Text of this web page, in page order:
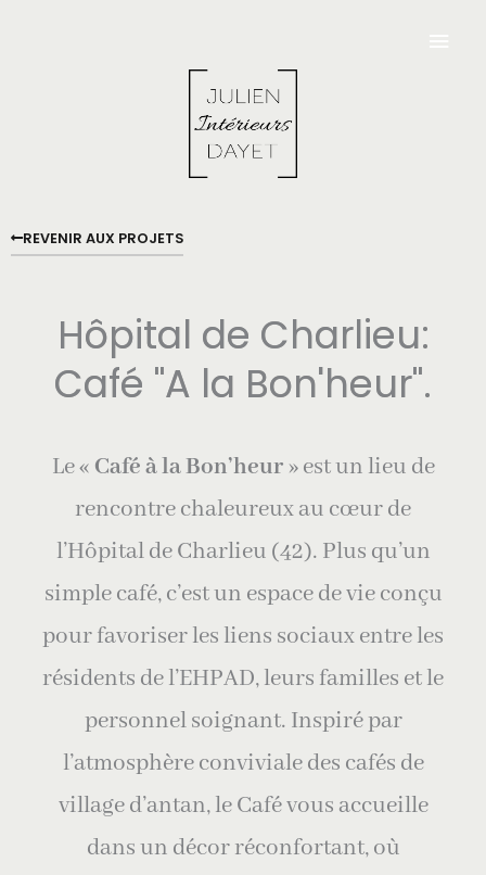
REVENIR AUX PROJETS
Hôpital de Charlieu:
Café "A la Bon'heur".
Le « Café à la Bon’heur» est un lieu de
rencontre chaleureux au cœur de
l’Hôpital de Charlieu (42). Plus qu’un
simple café, c’est un espace de vie conçu
pour favoriser les liens sociaux entre les
résidents de l’EHPAD, leurs familles et le
personnel soignant. Inspiré par
l’atmosphère conviviale des cafés de
village d’antan, le Café vous accueille
dans un décor réconfortant, où